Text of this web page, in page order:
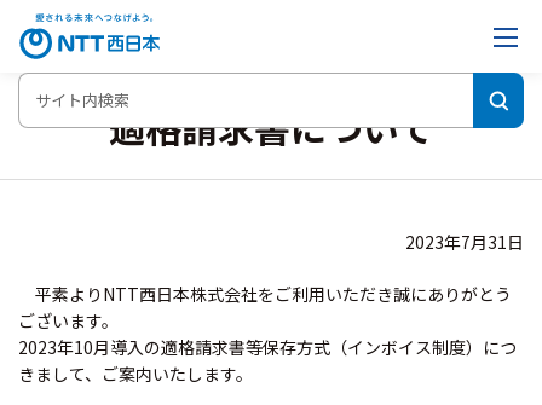
適格請求書について
2023年7月31日
平素よりNTT西日本株式会社をご利用いただき誠にありがとう
ございます。
2023年10月導入の適格請求書等保存方式（インボイス制度）につ
きまして、ご案内いたします。